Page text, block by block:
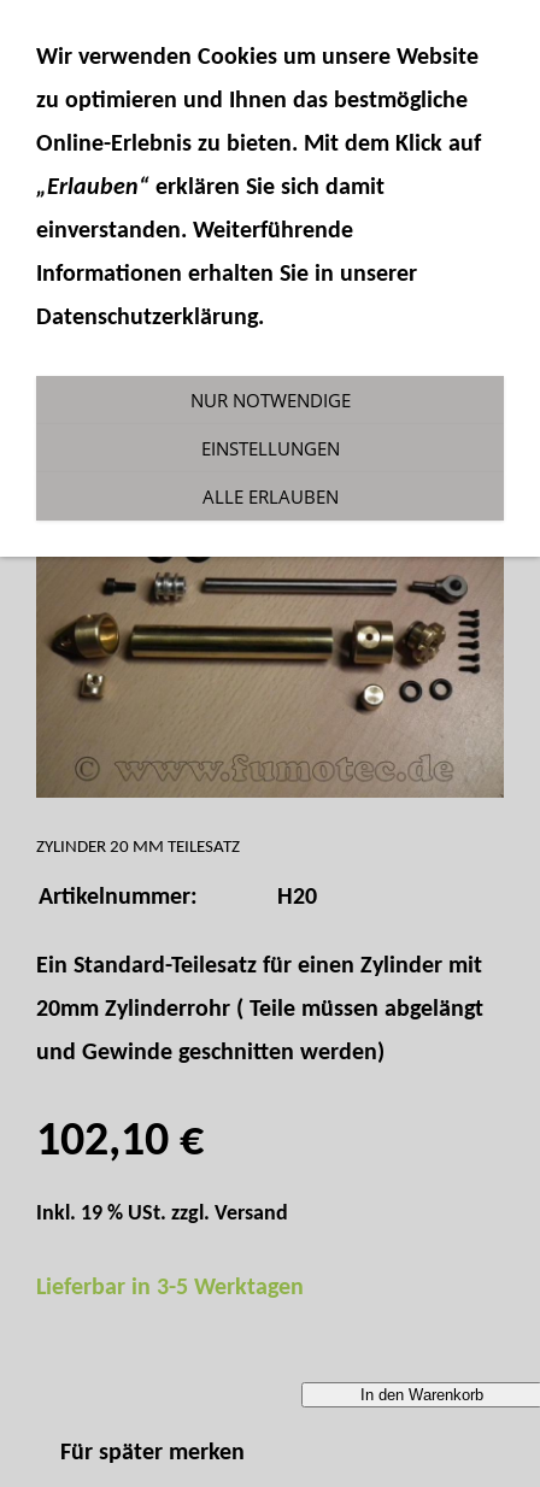
Zylinder 20 mm Teilesatz
Zylinderteilesätze
ZYLINDER 20 MM TEILESATZ
Artikelnummer: H20
Ein Standard-Teilesatz für einen Zylinder mit
20mm Zylinderrohr ( Teile müssen abgelängt
und Gewinde geschnitten werden)
102,10 €
Inkl. 19 % USt. zzgl. Versand
Lieferbar in 3-5 Werktagen
In den Warenkorb
Für später merken
Wir verwenden Cookies um unsere Website
zu optimieren und Ihnen das bestmögliche
Online-Erlebnis zu bieten. Mit dem Klick auf
„Erlauben“ erklären Sie sich damit
einverstanden. Weiterführende
Informationen erhalten Sie in unserer
Datenschutzerklärung.
NUR NOTWENDIGE
EINSTELLUNGEN
ALLE ERLAUBEN